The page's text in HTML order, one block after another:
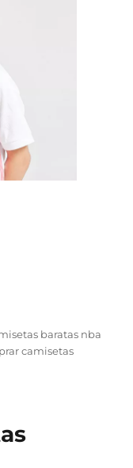
baratas nba
camisetas